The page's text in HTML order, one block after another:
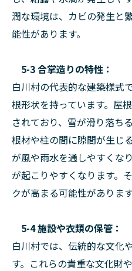
潤な環境は、カビの発生と
能性があります。
5-3 合掌造りの特性：
白川村の代表的な建築様式
根形状を持っています。屋
されており、雪が滑り落ち
根材や柱の間に隙間が生じ
が風や雨水を通しやすくな
が起こりやすくなります。
クが高まる可能性があります
5-4 施設や衣類の保管：
白川村では、伝統的な文化
す。これらの貴重な文化財